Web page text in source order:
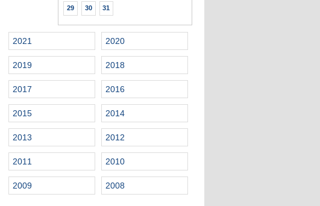
29 30 31
2021 2020
2019 2018
2017 2016
2015 2014
2013 2012
2011 2010
2009 2008